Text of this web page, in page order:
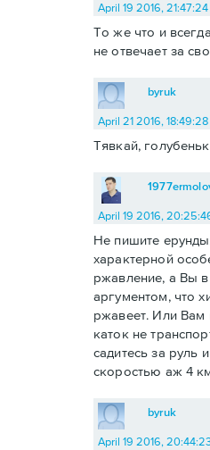
April 19 2016, 21:47:24
То же что и
не отвечает за
byruk
April 21 2016, 18:49:28
Тявкай,
April 19 2016,
Не пишите
характерной
ржавление, а Вы в
аргументом, что
ржавеет. Или Вам
каток не
садитесь за руль
скоростью аж 4
byruk
April 19 2016,